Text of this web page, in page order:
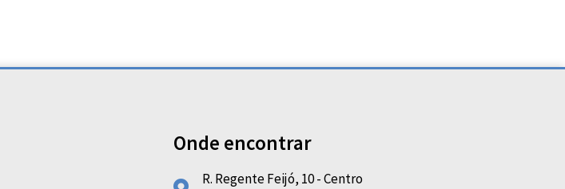
Onde encontrar
R. Regente Feijó, 10 - Centro